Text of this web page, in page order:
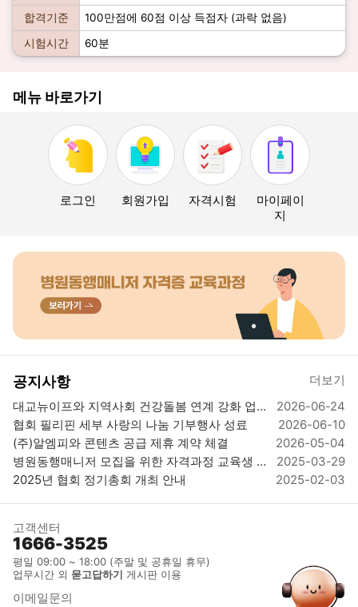
합격기준
100만점에 60점 이상 득점자 (과락 없음)
시험시간
60분
메뉴 바로가기
로그인 회원가입 자격시험
마이페이
지
공지사항
더보기
대교뉴이프와 지역사회 건강돌봄 연계 강화 업뮤협약 체결
2026-06-24
협회 필리핀 세부 사랑의 나눔 기부행사 성료
2026-06-10
(주)알엠피와 콘텐츠 공급 제휴 계약 체결
2026-05-04
병원동행매니저 모집을 위한 자격과정 교육생 모집_자격시험 응시료 및 발급비 무료 이벤트
2025-03-29
2025년 협회 정기총회 개최 안내
2025-02-03
고객센터
1666-3525
평일 09:00 ~ 18:00 (주말 및 공휴일 휴무)
업무시간 외 묻고답하기 게시판 이용
이메일문의